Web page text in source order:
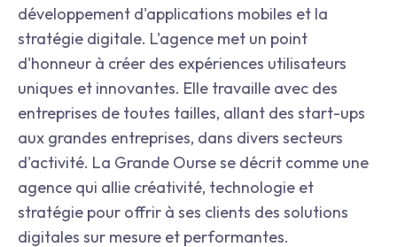
développement d'applications mobiles et la
stratégie digitale. L'agence met un point
d'honneur à créer des expériences utilisateurs
uniques et innovantes. Elle travaille avec des
entreprises de toutes tailles, allant des start-ups
aux grandes entreprises, dans divers secteurs
d'activité. La Grande Ourse se décrit comme une
agence qui allie créativité, technologie et
stratégie pour offrir à ses clients des solutions
digitales sur mesure et performantes.